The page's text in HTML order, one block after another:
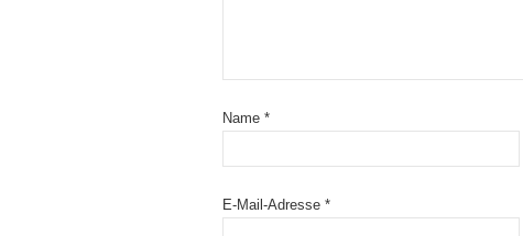
Name *
E-Mail-Adresse *